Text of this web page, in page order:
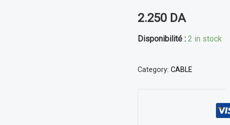
2.250 DA
Disponibilité : 2 in stock
Category: CABLE